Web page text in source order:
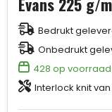
Peuters en
Polo's
Regenkleding
Koeltassen
Koffers en
Laptop
Bedrukt
Onbedrukt
428 op voorraad
Interlock knit